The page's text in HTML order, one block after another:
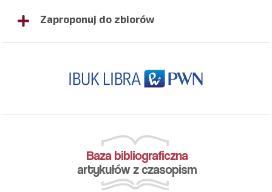
Zaproponuj do zbiorów